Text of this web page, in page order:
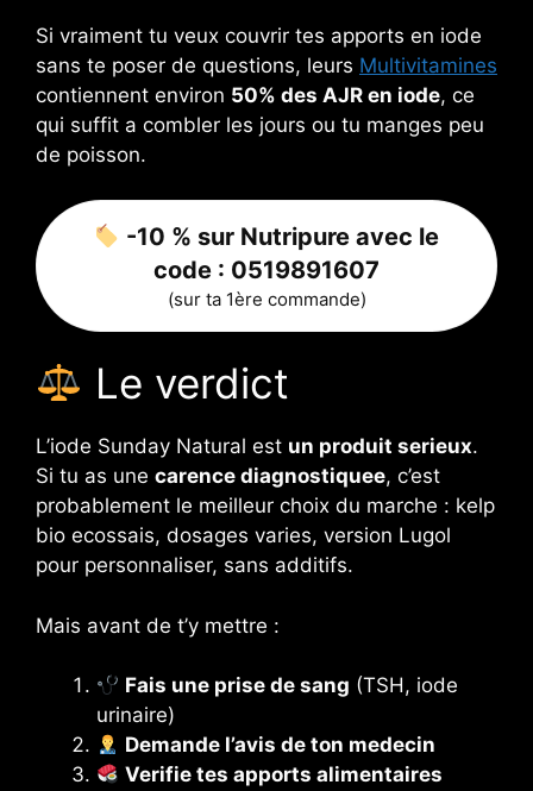
Si vraiment tu veux couvrir tes apports en iode
sans te poser de questions, leurs Multivitamines
contiennent environ 50% des AJR en iode, ce
qui suffit a combler les jours ou tu manges peu
de poisson.
-10 % sur Nutripure avec le
code : 0519891607
(sur ta 1ère commande)
Le verdict
L’iode Sunday Natural est un produit serieux.
Si tu as une carence diagnostiquee, c’est
probablement le meilleur choix du marche : kelp
bio ecossais, dosages varies, version Lugol
pour personnaliser, sans additifs.
Mais avant de t’y mettre :
Fais une prise de sang (TSH, iode
urinaire)
Demande l’avis de ton medecin
Verifie tes apports alimentaires